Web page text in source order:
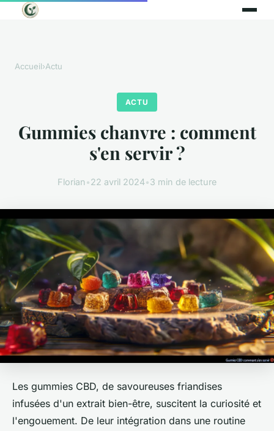
Accueil›Actu
ACTU
Gummies chanvre : comment
s'en servir ?
Florian•22 avril 2024•3 min de lecture
Les gummies CBD, de savoureuses friandises
infusées d'un extrait bien-être, suscitent la curiosité et
l'engouement. De leur intégration dans une routine